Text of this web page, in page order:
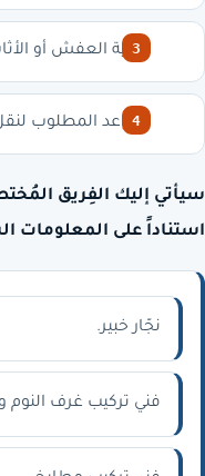
نوعية العفش أو
الموعد المطلوب
سيأتي إليك الفِريق
استناداً على المعلومات
نجّار خبير.
فني تركيب غرف النوم